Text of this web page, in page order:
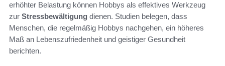
erhöhter Belastung können Hobbys als effektives Werkzeug
zur Stressbewältigung dienen. Studien belegen, dass
Menschen, die regelmäßig Hobbys nachgehen, ein höheres
Maß an Lebenszufriedenheit und geistiger Gesundheit
berichten.